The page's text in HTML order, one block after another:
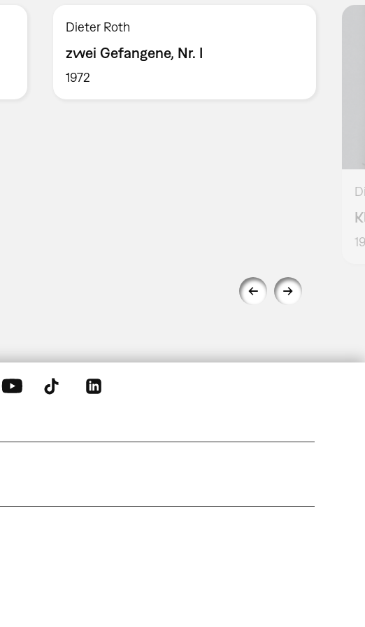
Dieter Roth
zwei Gefangene, Nr. I
1972